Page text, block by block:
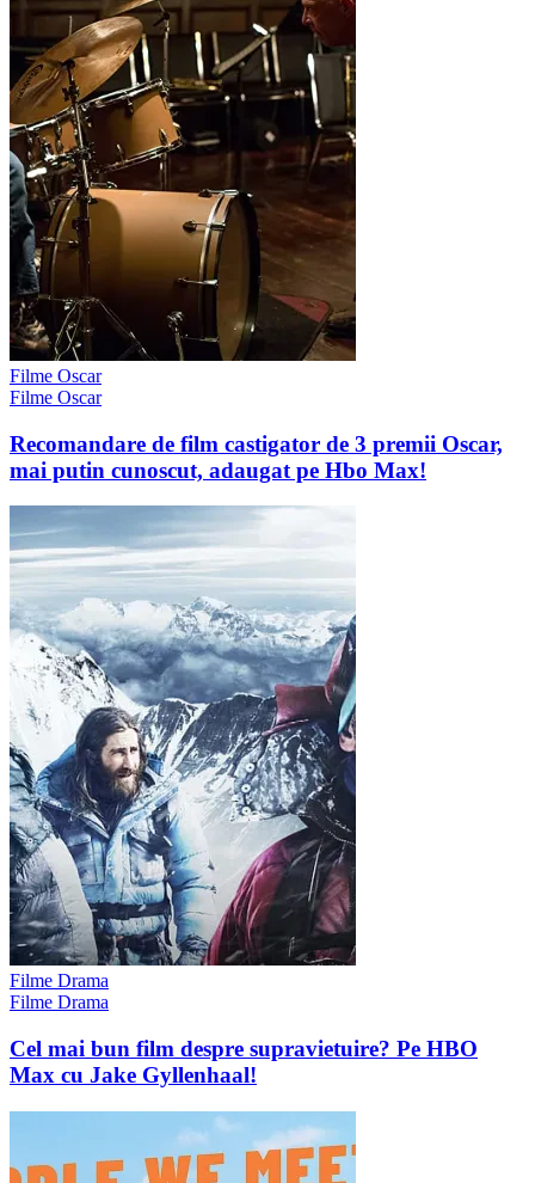
Filme Oscar
Filme Oscar
Recomandare de film castigator de 3 premii Oscar,
mai putin cunoscut, adaugat pe Hbo Max!
Filme Drama
Filme Drama
Cel mai bun film despre supravietuire? Pe HBO
Max cu Jake Gyllenhaal!